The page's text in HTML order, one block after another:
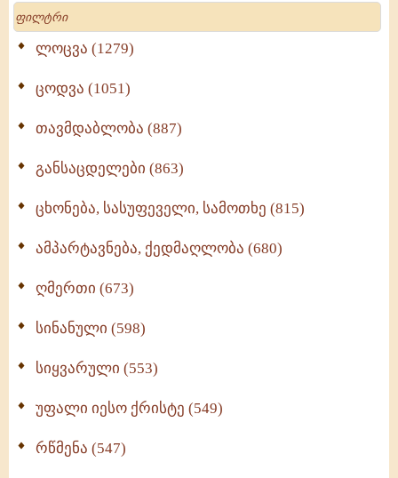
Search
ლოცვა (1279)
ცოდვა (1051)
თავმდაბლობა (887)
განსაცდელები (863)
ცხონება, სასუფეველი, სამოთხე (815)
ამპარტავნება, ქედმაღლობა (680)
ღმერთი (673)
სინანული (598)
სიყვარული (553)
უფალი იესო ქრისტე (549)
რწმენა (547)